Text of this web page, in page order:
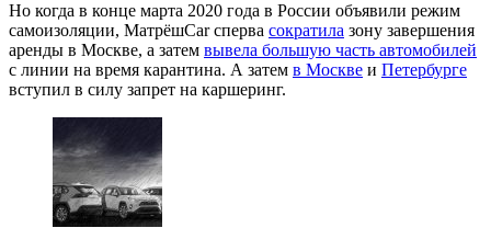
Но когда в конце марта 2020 года в России объявили режим
самоизоляции, МатрёшCar сперва сократила зону завершения
аренды в Москве, а затем вывела большую часть автомобилей
с линии на время карантина. А затем в Москве и Петербурге
вступил в силу запрет на каршеринг.